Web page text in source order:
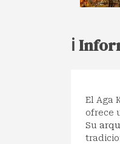
ℹ️
El Aga
ofrece
Su